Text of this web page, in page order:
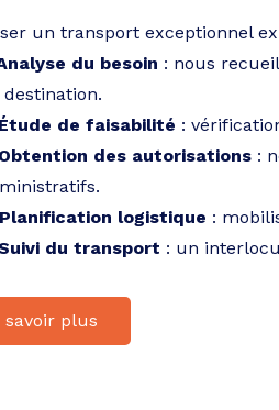
un transport exceptionnel
du besoin : nous
destination.
Étude de faisabilité :
Obtention des autorisations :
Planification logistique :
du transport : un
savoir plus